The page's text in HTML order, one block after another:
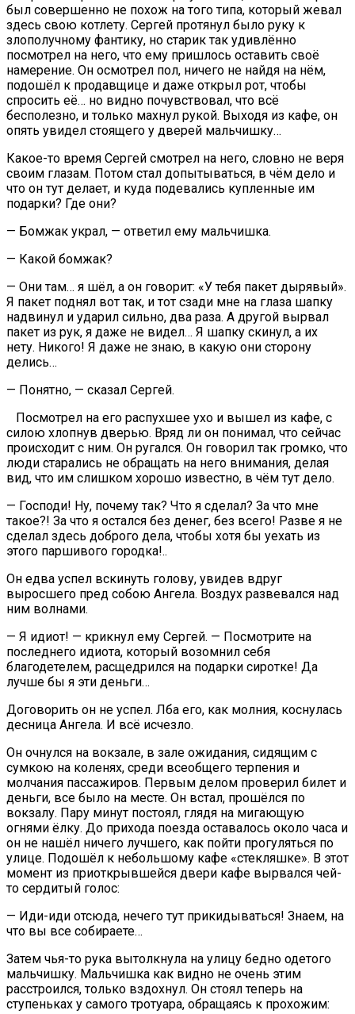
был совершенно не похож на того типа, который жевал
здесь свою котлету. Сергей протянул было руку к
злополучному фантику, но старик так удивлённо
посмотрел на него, что ему пришлось оставить своё
намерение. Он осмотрел пол, ничего не найдя на нём,
подошёл к продавщице и даже открыл рот, чтобы
спросить её… но видно почувствовал, что всё
бесполезно, и только махнул рукой. Выходя из кафе, он
опять увидел стоящего у дверей мальчишку…
Какое-то время Сергей смотрел на него, словно не веря
своим глазам. Потом стал допытываться, в чём дело и
что он тут делает, и куда подевались купленные им
подарки? Где они?
— Бомжак украл, — ответил ему мальчишка.
— Какой бомжак?
— Они там… я шёл, а он говорит: «У тебя пакет дырявый».
Я пакет поднял вот так, и тот сзади мне на глаза шапку
надвинул и ударил сильно, два раза. А другой вырвал
пакет из рук, я даже не видел… Я шапку скинул, а их
нету. Никого! Я даже не знаю, в какую они сторону
делись…
— Понятно, — сказал Сергей.
Посмотрел на его распухшее ухо и вышел из кафе, с
силою хлопнув дверью. Вряд ли он понимал, что сейчас
происходит с ним. Он ругался. Он говорил так громко, что
люди старались не обращать на него внимания, делая
вид, что им слишком хорошо известно, в чём тут дело.
— Господи! Ну, почему так? Что я сделал? За что мне
такое?! За что я остался без денег, без всего! Разве я не
сделал здесь доброго дела, чтобы хотя бы уехать из
этого паршивого городка!..
Он едва успел вскинуть голову, увидев вдруг
выросшего пред собою Ангела. Воздух развевался над
ним волнами.
— Я идиот! — крикнул ему Сергей. — Посмотрите на
последнего идиота, который возомнил себя
благодетелем, расщедрился на подарки сиротке! Да
лучше бы я эти деньги…
Договорить он не успел. Лба его, как молния, коснулась
десница Ангела. И всё исчезло.
Он очнулся на вокзале, в зале ожидания, сидящим с
сумкою на коленях, среди всеобщего терпения и
молчания пассажиров. Первым делом проверил билет и
деньги, все было на месте. Он встал, прошёлся по
вокзалу. Пару минут постоял, глядя на мигающую
огнями ёлку. До прихода поезда оставалось около часа и
он не нашёл ничего лучшего, как пойти прогуляться по
улице. Подошёл к небольшому кафе «стекляшке». В этот
момент из приоткрывшейся двери кафе вырвался чей-
то сердитый голос:
— Иди-иди отсюда, нечего тут прикидываться! Знаем, на
что вы все собираете…
Затем чья-то рука вытолкнула на улицу бедно одетого
мальчишку. Мальчишка как видно не очень этим
расстроился, только вздохнул. Он стоял теперь на
ступеньках у самого тротуара, обращаясь к прохожим: